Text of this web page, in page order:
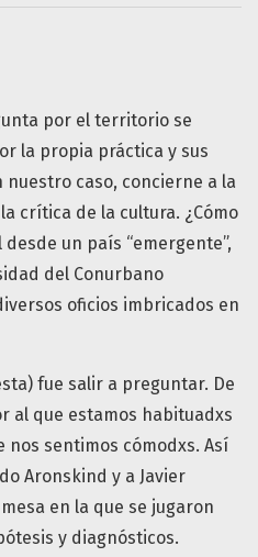
por el territorio se
la propia práctica y sus
caso, concierne a la
crítica de la cultura. ¿Cómo
un país “emergente”,
del Conurbano
oficios imbricados en
fue salir a preguntar. De
al que estamos habituadxs
nos sentimos cómodxs. Así
Aronskind y a Javier
en la que se jugaron
y diagnósticos.